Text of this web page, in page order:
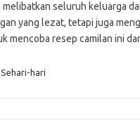
melibatkan seluruh keluarga
yang lezat, tetapi juga
mencoba resep camilan ini
hari